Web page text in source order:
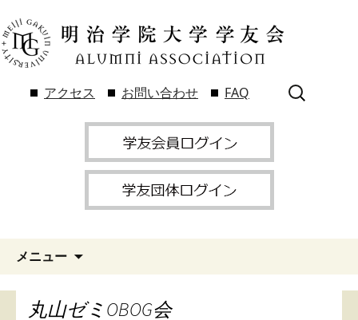
アクセス お問い合わせ FAQ
検
索:
メニュー
丸山ゼミOBOG会